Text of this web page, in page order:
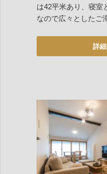
は42平米あり、寝室
なので広々としたご